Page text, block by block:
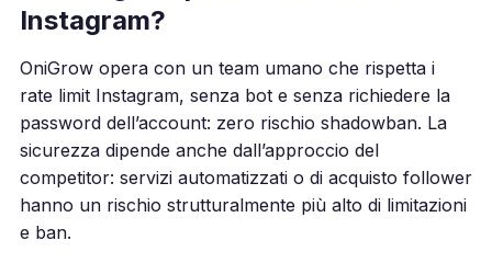
Instagram?
OniGrow opera con un team umano che rispetta i
rate limit Instagram, senza bot e senza richiedere la
password dell’account: zero rischio shadowban. La
sicurezza dipende anche dall’approccio del
competitor: servizi automatizzati o di acquisto follower
hanno un rischio strutturalmente più alto di limitazioni
e ban.